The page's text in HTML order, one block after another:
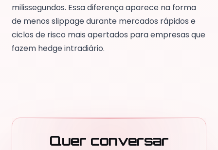
milissegundos. Essa diferença aparece na forma
de menos slippage durante mercados rápidos e
ciclos de risco mais apertados para empresas que
fazem hedge intradiário.
Quer conversar